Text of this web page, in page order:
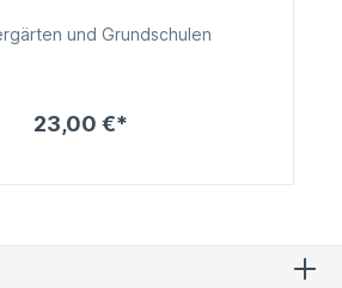
und Grundschulen
23,00 €*